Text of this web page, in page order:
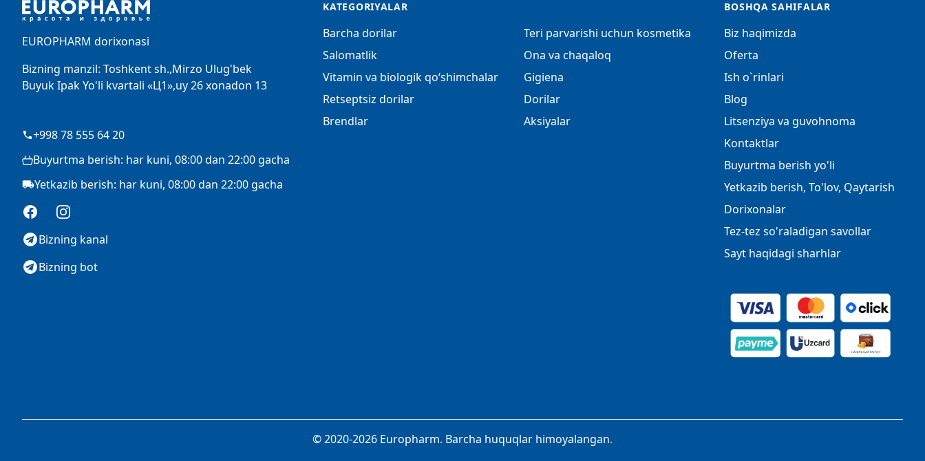
EUROPHARM dorixonasi
Bizning manzil: Toshkent sh.,Mirzo Ulug'bek
Buyuk Ipak Yo'li kvartali «Ц1»,uy 26 xonadon 13
+998 78 555 64 20
Buyurtma berish: har kuni, 08:00 dan 22:00 gacha
Yetkazib berish: har kuni, 08:00 dan 22:00 gacha
FacebookInstagram
Bizning kanal
Bizning bot
KATEGORIYALAR
Barcha dorilar
Salomatlik
Vitamin va biologik qo‘shimchalar
Retseptsiz dorilar
Brendlar
Teri parvarishi uchun kosmetika
Ona va chaqaloq
Gigiena
Dorilar
Aksiyalar
BOSHQA SAHIFALAR
Biz haqimizda
Oferta
Ish o`rinlari
Blog
Litsenziya va guvohnoma
Kontaktlar
Buyurtma berish yo'li
Yetkazib berish, To'lov, Qaytarish
Dorixonalar
Tez-tez so'raladigan savollar
Sayt haqidagi sharhlar
© 2020-2026 Europharm. Barcha huquqlar himoyalangan.